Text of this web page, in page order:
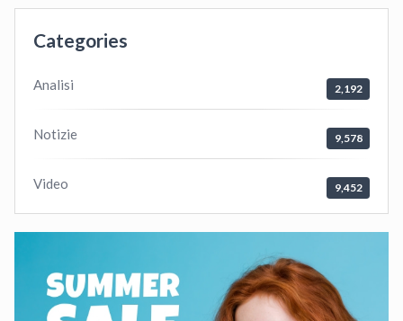
Categories
Analisi 2,192
Notizie 9,578
Video 9,452